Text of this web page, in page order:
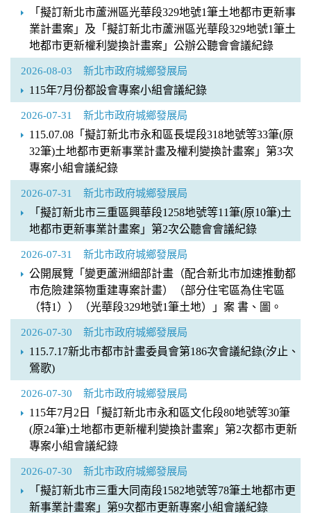
「擬訂新北市蘆洲區光華段329地號1筆土地都市更新事
業計畫案」及「擬訂新北市蘆洲區光華段329地號1筆土
地都市更新權利變換計畫案」公辦公聽會會議紀錄
115年7月份都設會專案小組會議紀錄
新北市政府城鄉發展局
2026-08-03
115.07.08「擬訂新北市永和區長堤段318地號等33筆(原
32筆)土地都市更新事業計畫及權利變換計畫案」第3次
專案小組會議紀錄
新北市政府城鄉發展局
2026-07-31
「擬訂新北市三重區興華段1258地號等11筆(原10筆)土
地都市更新事業計畫案」第2次公聽會會議紀錄
新北市政府城鄉發展局
2026-07-31
公開展覽「變更蘆洲細部計畫（配合新北市加速推動都
市危險建築物重建專案計畫）（部分住宅區為住宅區
（特1））（光華段329地號1筆土地）」案 書、圖。
新北市政府城鄉發展局
2026-07-31
115.7.17新北市都市計畫委員會第186次會議紀錄(汐止、
鶯歌)
新北市政府城鄉發展局
2026-07-30
115年7月2日「擬訂新北市永和區文化段80地號等30筆
(原24筆)土地都市更新權利變換計畫案」第2次都市更新
專案小組會議紀錄
新北市政府城鄉發展局
2026-07-30
「擬訂新北市三重大同南段1582地號等78筆土地都市更
新事業計畫案」第9次都市更新專案小組會議紀錄
新北市政府城鄉發展局
2026-07-30